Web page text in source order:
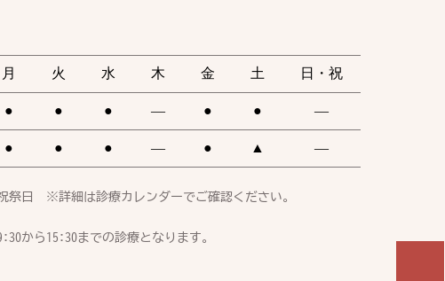
月 火 水 木 金 土 日・祝
● ● ● ― ● ● ―
● ● ● ― ● ▲ ―
祭日　※詳細は診療カレンダーでご確認ください。
から15:30までの診療となります。